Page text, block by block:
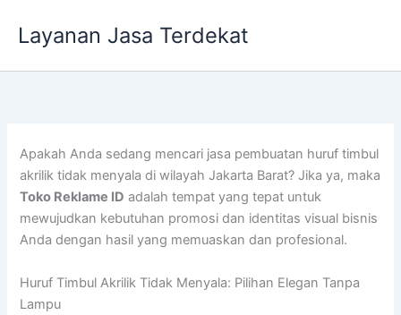
Layanan Jasa Terdekat
Apakah Anda sedang mencari jasa pembuatan huruf timbul
akrilik tidak menyala di wilayah Jakarta Barat? Jika ya, maka
Toko Reklame ID adalah tempat yang tepat untuk
mewujudkan kebutuhan promosi dan identitas visual bisnis
Anda dengan hasil yang memuaskan dan profesional.
Huruf Timbul Akrilik Tidak Menyala: Pilihan Elegan Tanpa
Lampu